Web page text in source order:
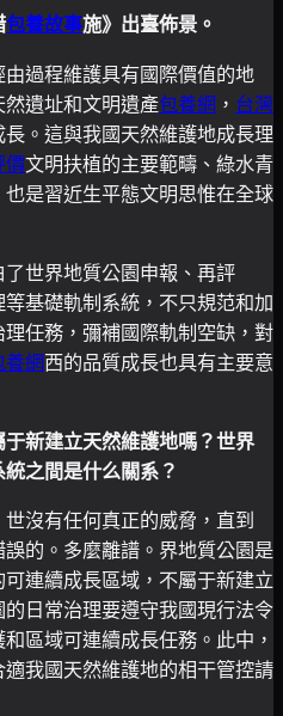
包養故事施》出臺佈景。
過程維護具有國際價值的地
遺址和文明遺產包養網 ， 台灣
。這與我國天然維護地成長理
價文明扶植的主要範疇、綠水青
是習近生平態文明思惟在全球
了世界地質公園申報、再評
基礎軌制系統，不只規范和加
任務，彌補國際軌制空缺，對
養網西的品質成長也具有主要意
新建立天然維護地嗎？世界
之間是什么關系？
世沒有任何真正的威脅，直到
的。多麼離譜。界地質公園是
連續成長區域，不屬于新建立
日常治理要遵守我國現行法令
區域可連續成長任務。此中，
我國天然維護地的相干管控請